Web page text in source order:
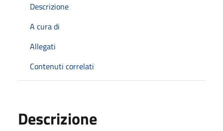
Descrizione
A cura di
Allegati
Contenuti correlati
Descrizione